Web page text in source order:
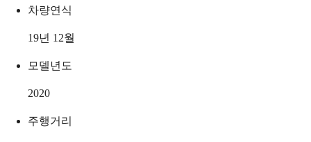
차량연식
19년 12월
모델년도
2020
주행거리